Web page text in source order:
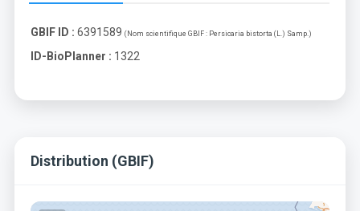
GBIF ID : 6391589 (Nom scientifique GBIF : Persicaria bistorta (L.) Samp.)
ID-BioPlanner : 1322
Distribution (GBIF)